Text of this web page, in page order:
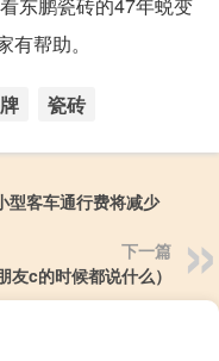
东鹏瓷砖的47年蜕变
帮助。
瓷砖
型客车通行费将减少
下一篇
友c的时候都说什么）